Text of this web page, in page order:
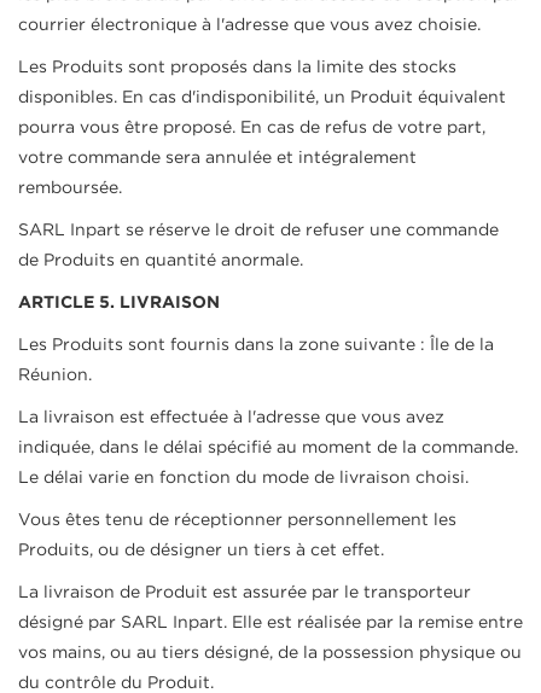
courrier électronique à l'adresse que vous avez choisie.
Les Produits sont proposés dans la limite des stocks
disponibles. En cas d'indisponibilité, un Produit équivalent
pourra vous être proposé. En cas de refus de votre part,
votre commande sera annulée et intégralement
remboursée.
SARL Inpart se réserve le droit de refuser une commande
de Produits en quantité anormale.
ARTICLE 5. LIVRAISON
Les Produits sont fournis dans la zone suivante : Île de la
Réunion.
La livraison est effectuée à l'adresse que vous avez
indiquée, dans le délai spécifié au moment de la commande.
Le délai varie en fonction du mode de livraison choisi.
Vous êtes tenu de réceptionner personnellement les
Produits, ou de désigner un tiers à cet effet.
La livraison de Produit est assurée par le transporteur
désigné par SARL Inpart. Elle est réalisée par la remise entre
vos mains, ou au tiers désigné, de la possession physique ou
du contrôle du Produit.